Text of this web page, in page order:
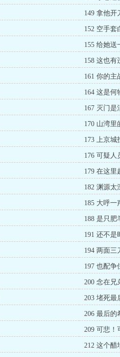
149 拿他开
152 空手套
155 给她送
158 这也有
161 你的主
164 这是何
167 灭门是
170 山湾里
173 上京城
176 可疑人
179 在这里
182 渊源太
185 大呼一
188 是只肥
191 还不是
194 两面三
197 也配争
200 念在兄
203 堵死最
206 最后的
209 可悲！
212 这个醋